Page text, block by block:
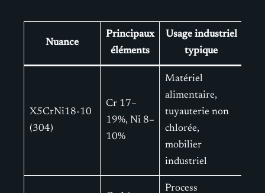
Nuance
Principaux
éléments
Usage industriel
typique
X5CrNi18-10
(304)
Cr 17–
19%, Ni 8–
10%
Matériel
alimentaire,
tuyauterie non
chlorée,
mobilier
industriel
Process